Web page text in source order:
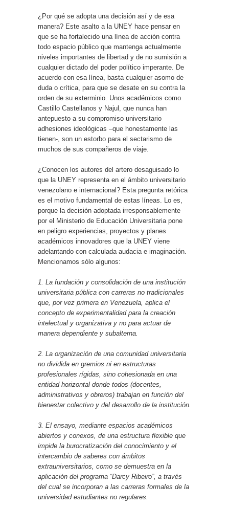
¿Por qué se adopta una decisión así y de esa
manera? Este asalto a la UNEY hace pensar en
que se ha fortalecido una línea de acción contra
todo espacio público que mantenga actualmente
niveles importantes de libertad y de no sumisión a
cualquier dictado del poder político imperante. De
acuerdo con esa línea, basta cualquier asomo de
duda o crítica, para que se desate en su contra la
orden de su exterminio. Unos académicos como
Castillo Castellanos y Najul, que nunca han
antepuesto a su compromiso universitario
adhesiones ideológicas –que honestamente las
tienen-, son un estorbo para el sectarismo de
muchos de sus compañeros de viaje.
¿Conocen los autores del artero desaguisado lo
que la UNEY representa en el ámbito universitario
venezolano e internacional? Esta pregunta retórica
es el motivo fundamental de estas líneas. Lo es,
porque la decisión adoptada irresponsablemente
por el Ministerio de Educación Universitaria pone
en peligro experiencias, proyectos y planes
académicos innovadores que la UNEY viene
adelantando con calculada audacia e imaginación.
Mencionamos sólo algunos:
1. La fundación y consolidación de una institución
universitaria pública con carreras no tradicionales
que, por vez primera en Venezuela, aplica el
concepto de experimentalidad para la creación
intelectual y organizativa y no para actuar de
manera dependiente y subalterna.
2. La organización de una comunidad universitaria
no dividida en gremios ni en estructuras
profesionales rígidas, sino cohesionada en una
entidad horizontal donde todos (docentes,
administrativos y obreros) trabajan en función del
bienestar colectivo y del desarrollo de la institución.
3. El ensayo, mediante espacios académicos
abiertos y conexos, de una estructura flexible que
impide la burocratización del conocimiento y el
intercambio de saberes con ámbitos
extrauniversitarios, como se demuestra en la
aplicación del programa “Darcy Ribeiro”, a través
del cual se incorporan a las carreras formales de la
universidad estudiantes no regulares.